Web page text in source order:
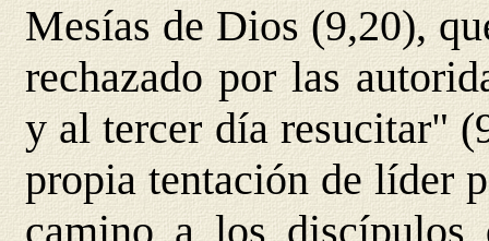
Mesías de Dios (9,20),
rechazado por las
y al tercer día resucitar"
propia tentación de líder
camino a los discípulos